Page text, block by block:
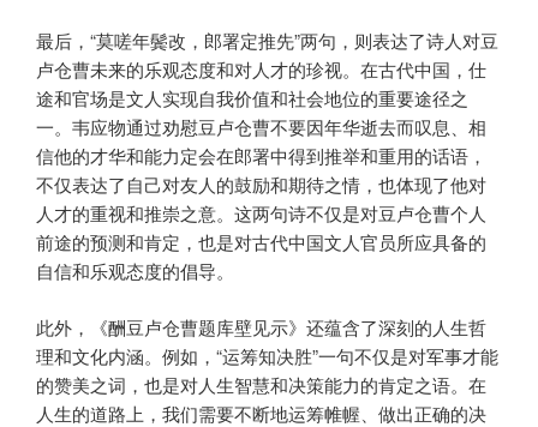
最后，“莫嗟年鬓改，郎署定推先”两句，则表达了诗人对豆
卢仓曹未来的乐观态度和对人才的珍视。在古代中国，仕
途和官场是文人实现自我价值和社会地位的重要途径之
一。韦应物通过劝慰豆卢仓曹不要因年华逝去而叹息、相
信他的才华和能力定会在郎署中得到推举和重用的话语，
不仅表达了自己对友人的鼓励和期待之情，也体现了他对
人才的重视和推崇之意。这两句诗不仅是对豆卢仓曹个人
前途的预测和肯定，也是对古代中国文人官员所应具备的
自信和乐观态度的倡导。
此外，《酬豆卢仓曹题库壁见示》还蕴含了深刻的人生哲
理和文化内涵。例如，“运筹知决胜”一句不仅是对军事才能
的赞美之词，也是对人生智慧和决策能力的肯定之语。在
人生的道路上，我们需要不断地运筹帷幄、做出正确的决